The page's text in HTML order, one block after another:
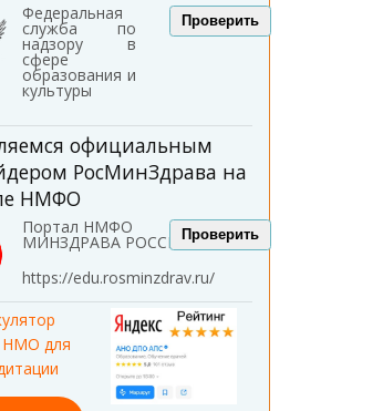
Федеральная
служба по
надзору в
сфере
образования и
культуры
Проверить
официальным
РосМинЗдрава на
НМФО
Портал НМФО
МИНЗДРАВА РОССИИ
https://edu.rosminzdrav.ru/
Проверить
НМО для